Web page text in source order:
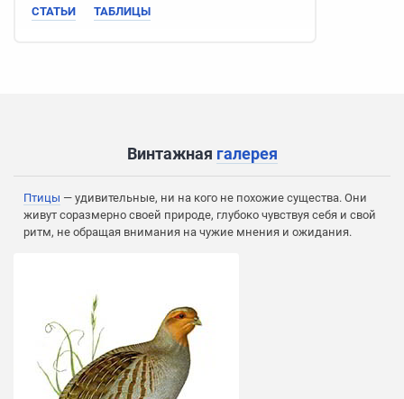
СТАТЬИ ТАБЛИЦЫ
Винтажная галерея
Птицы — удивительные, ни на кого не похожие существа. Они
живут соразмерно своей природе, глубоко чувствуя себя и свой
ритм, не обращая внимания на чужие мнения и ожидания.